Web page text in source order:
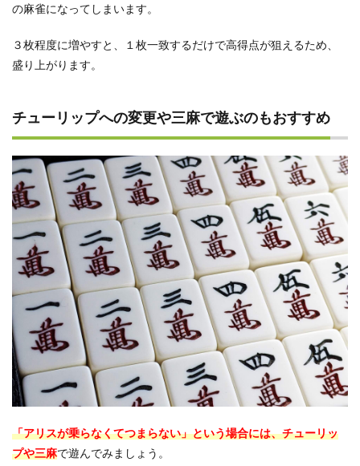
の麻雀になってしまいます。
３枚程度に増やすと、１枚一致するだけで高得点が狙えるため、
盛り上がります。
チューリップへの変更や三麻で遊ぶのもおすすめ
「アリスが乗らなくてつまらない」という場合には、チューリッ
プや三麻で遊んでみましょう。